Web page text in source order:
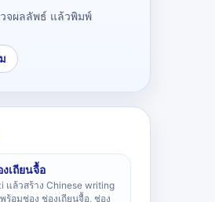
จผลลัพธ์ แล้วพิมพ์
เถียนจื้อ
แล้วสร้าง Chinese writing
ร้อมช่อง ช่องเถียนจื้อ, ช่อง